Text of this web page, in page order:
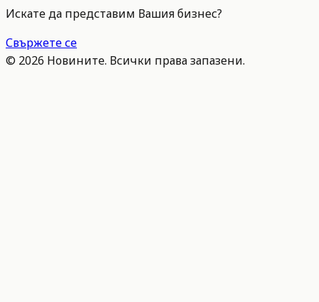
Искате да представим Вашия бизнес?
Свържете се
© 2026 Новините. Всички права запазени.